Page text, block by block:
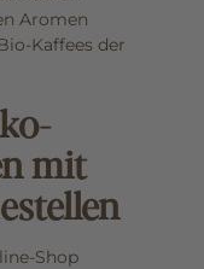
Aromen
Kaffees der
mit
Shop